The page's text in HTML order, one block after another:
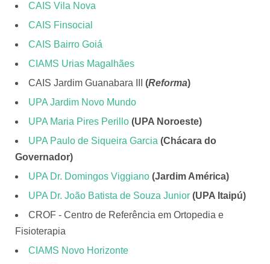
CAIS Vila Nova
CAIS Finsocial
CAIS Bairro Goiá
CIAMS Urias Magalhães
CAIS Jardim Guanabara III (Reforma)
UPA Jardim Novo Mundo
UPA Maria Pires Perillo (UPA Noroeste)
UPA Paulo de Siqueira Garcia (Chácara do
Governador)
UPA Dr. Domingos Viggiano (Jardim América)
UPA Dr. João Batista de Souza Junior (UPA Itaipú)
CROF - Centro de Referência em Ortopedia e
Fisioterapia
CIAMS Novo Horizonte